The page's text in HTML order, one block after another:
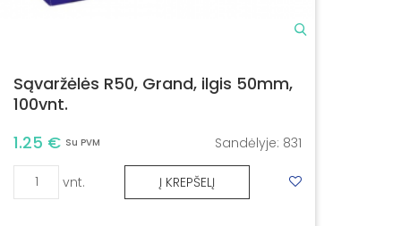
Sąvaržėlės R50, Grand, ilgis 50mm,
100vnt.
1.25 € Su PVM Sandėlyje: 831
vnt. Į KREPŠELĮ